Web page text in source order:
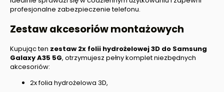
profesjonalne zabezpieczenie telefonu.
Zestaw akcesoriów montażowych
Kupując ten zestaw 2x folii hydrożelowej 3D do Samsung
Galaxy A35 5G, otrzymujesz pełny komplet niezbędnych
akcesoriów:
2x folia hydrożelowa 3D,